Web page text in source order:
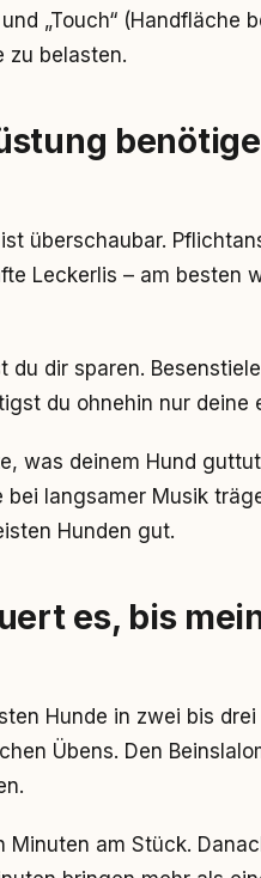
„Touch“ (Handfläche
zu belasten.
überschaubar.
Leckerlis – am besten
du dir sparen.
du ohnehin nur deine
was deinem Hund
langsamer Musik
Hunden gut.
es, bis
Hunde in zwei bis
Übens. Den
Minuten am Stück.